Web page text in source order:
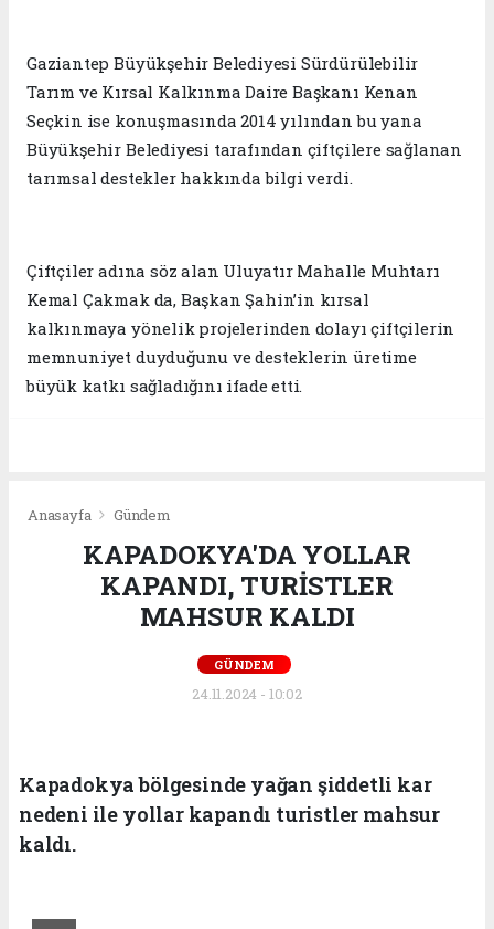
Gaziantep Büyükşehir Belediyesi Sürdürülebilir
Tarım ve Kırsal Kalkınma Daire Başkanı Kenan
Seçkin ise konuşmasında 2014 yılından bu yana
Büyükşehir Belediyesi tarafından çiftçilere sağlanan
tarımsal destekler hakkında bilgi verdi.
Çiftçiler adına söz alan Uluyatır Mahalle Muhtarı
Kemal Çakmak da, Başkan Şahin’in kırsal
kalkınmaya yönelik projelerinden dolayı çiftçilerin
memnuniyet duyduğunu ve desteklerin üretime
büyük katkı sağladığını ifade etti.
Anasayfa Gündem
KAPADOKYA'DA YOLLAR
KAPANDI, TURİSTLER
MAHSUR KALDI
GÜNDEM
24.11.2024 - 10:02
Kapadokya bölgesinde yağan şiddetli kar
nedeni ile yollar kapandı turistler mahsur
kaldı.